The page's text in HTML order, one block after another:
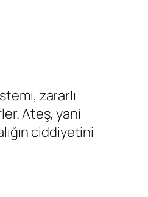
zararlı
Ateş, yani
ciddiyetini